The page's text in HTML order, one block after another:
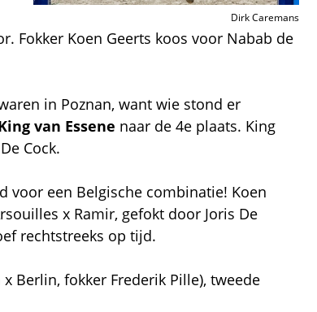
Dirk Caremans
Fokker Koen Geerts koos voor Nabab de
in Poznan, want wie stond er
van Essene naar de 4e plaats. King
Cock.
voor een Belgische combinatie! Koen
x Ramir, gefokt door Joris De
rechtstreeks op tijd.
x Berlin, fokker Frederik Pille), tweede